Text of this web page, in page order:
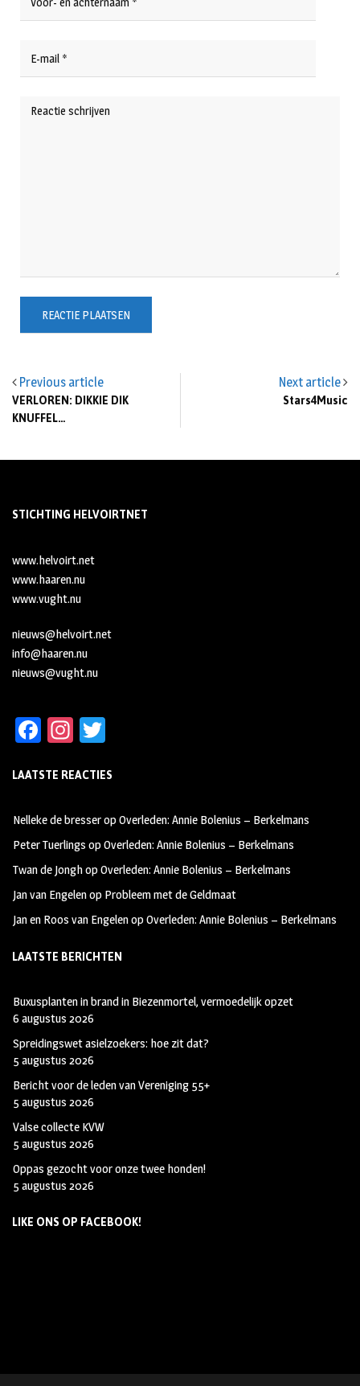
Previous article
VERLOREN: DIKKIE DIK
KNUFFEL…
Next article
Stars4Music
STICHTING HELVOIRTNET
www.helvoirt.net
www.haaren.nu
www.vught.nu
nieuws@helvoirt.net
info@haaren.nu
nieuws@vught.nu
Fa
b
oo
k
In
ag
m
tt
LAATSTE REACTIES
Nelleke de bresseropOverleden: Annie Bolenius – Berkelmans
Peter Tuerlings opOverleden: Annie Bolenius – Berkelmans
Twan de JonghopOverleden: Annie Bolenius – Berkelmans
Jan van Engelenop Probleem met de Geldmaat
Jan en Roos van EngelenopOverleden: Annie Bolenius – Berkelmans
LAATSTE BERICHTEN
Buxusplanten in brand in Biezenmortel, vermoedelijk opzet
6 augustus 2026
Spreidingswet asielzoekers: hoe zit dat?
5 augustus 2026
Bericht voor de leden van Vereniging 55+
5 augustus 2026
Valse collecte KVW
5 augustus 2026
Oppas gezocht voor onze twee honden!
5 augustus 2026
LIKE ONS OP FACEBOOK!